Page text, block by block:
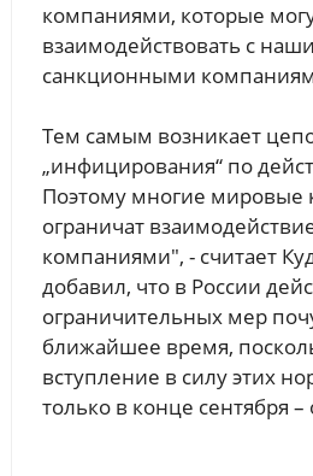
компаниями, которые
взаимодействовать с
санкционными
Тем самым возникает
„инфицирования“ по
Поэтому многие мировые
ограничат
компаниями", - считает
добавил, что в России
ограничительных мер
ближайшее время,
вступление в силу этих
только в конце сентября –